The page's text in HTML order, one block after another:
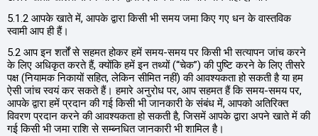
5.1.2 आपके खाते में, आपके द्वारा किसी भी समय जमा किए गए धन के वास्तविक
स्वामी आप ही हैं।
5.2 आप इन शर्तों से सहमत होकर हमें समय-समय पर किसी भी सत्यापन जांच करने
के लिए अधिकृत करते हैं, क्योंकि हमें इन तथ्यों (“चेक”) की पुष्टि करने के लिए तीसरे
पक्ष (नियामक निकायों सहित, लेकिन सीमित नहीं) की आवश्यकता हो सकती है या हम
ऐसी जांच स्वयं कर सकते हैं। हमारे अनुरोध पर, आप सहमत हैं कि समय-समय पर,
आपके द्वारा हमें प्रदान की गई किसी भी जानकारी के संबंध में, आपको अतिरिक्त
विवरण प्रदान करने की आवश्यकता हो सकती है, जिसमें आपके द्वारा अपने खाते में की
गई किसी भी जमा राशि से सम्ब्नधित जानकारी भी शामिल है।